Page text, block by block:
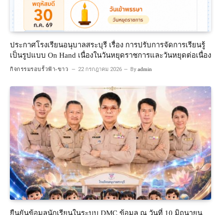
ประกาศโรงเรียนอนุบาลสระบุรี เรื่อง การปรับการจัดการเรียนรู้
เป็นรูปแบบ On Hand เนื่องในวันหยุดราชการและวันหยุดต่อเนื่อง
กิจกรรมรอบรั้วฟ้า-ขาว 22 กรกฎาคม 2026 By admin
ยืนยันข้อมูลนักเรียนในระบบ DMC ข้อมูล ณ วันที่ 10 มิถุนายน